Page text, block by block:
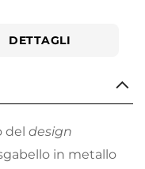
DETTAGLI
del design
in metallo